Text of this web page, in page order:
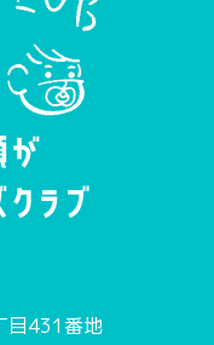
目431番地